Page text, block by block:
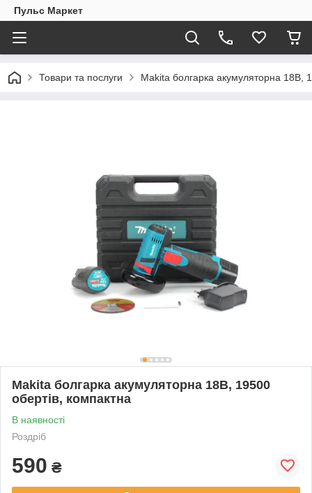
Пульс Маркет
Товари та послуги Makita болгарка акумуляторна 18В,
Makita болгарка акумуляторна 18В, 19500
обертів, компактна
В наявності
Роздріб
590 ₴